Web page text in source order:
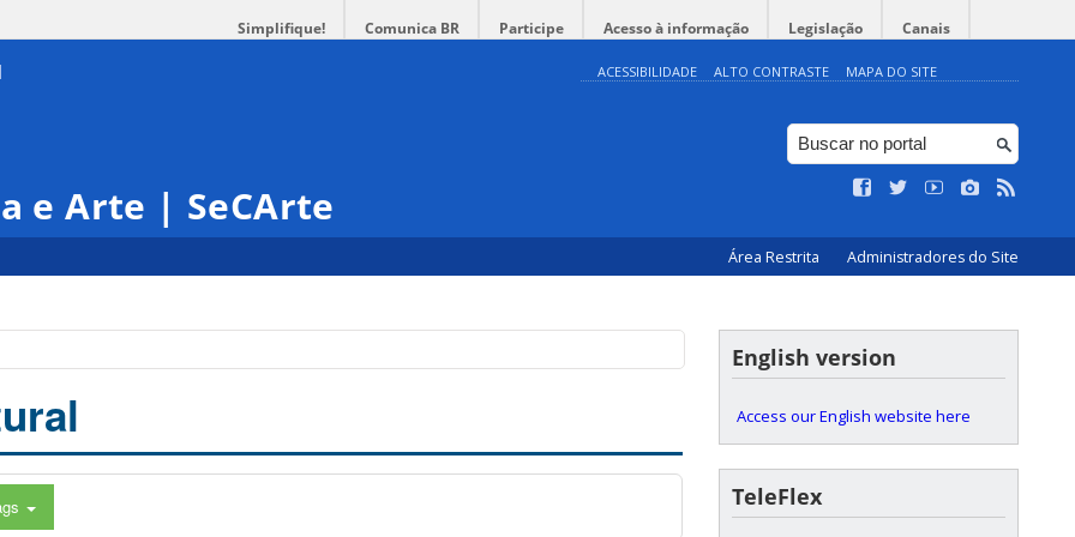
Simplifique! Comunica BR Participe Acesso à informação Legislação Canais
ACESSIBILIDADE ALTO CONTRASTE MAPA DO SITE
e Arte | SeCArte
Área Restrita Administradores do Site
English version
Access our English website here
TeleFlex